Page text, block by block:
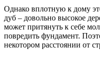
Однако вплотную к дому
дуб – довольно высокое
может притянуть к себе
повредить фундамент.
некотором расстоянии от